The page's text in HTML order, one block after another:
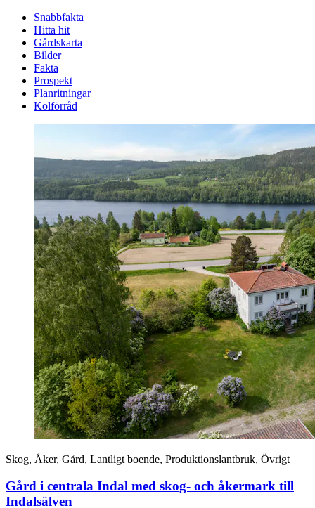
Snabbfakta
Hitta hit
Gårdskarta
Bilder
Fakta
Prospekt
Planritningar
Kolförråd
Skog, Åker, Gård, Lantligt boende, Produktionslantbruk, Övrigt
Gård i centrala Indal med skog- och åkermark till
Indalsälven